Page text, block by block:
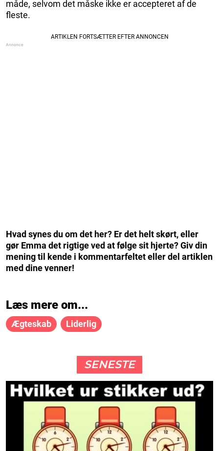
måde, selvom det måske ikke er accepteret af de
fleste.
Hvad synes du om det her? Er det helt skørt, eller
gør Emma det rigtige ved at følge sit hjerte? Giv din
mening til kende i kommentarfeltet eller del artiklen
med dine venner!
Læs mere om...
Ægteskab Liderlig
SENESTE